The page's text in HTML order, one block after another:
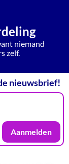
niemand
zelf.
nieuwsbrief!
Aanmelden